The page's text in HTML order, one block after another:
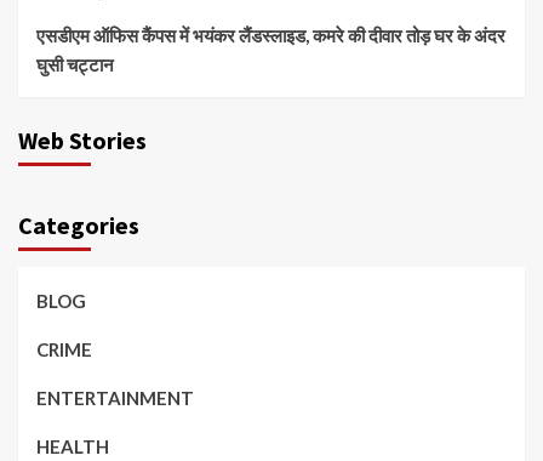
एसडीएम ऑफिस कैंपस में भयंकर लैंडस्लाइड, कमरे की दीवार तोड़ घर के अंदर
घुसी चट्टान
Web Stories
Categories
BLOG
CRIME
ENTERTAINMENT
HEALTH